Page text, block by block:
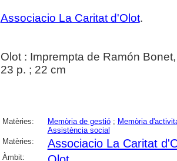
Associacio La Caritat d'Olot.
Olot : Imprempta de Ramón
23 p. ; 22 cm
Matèries: Memòria de gestió; Memòria
Assistència social
Matèries:
Associacio La Caritat
Àmbit: